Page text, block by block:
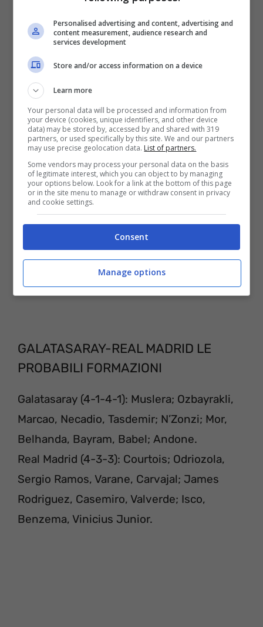
potrete così gustarvi il match di Champions
comodamente dal vostro smartphone o
eventualmente via tablet o personal
computer. Infine, l’ultimo metodo per
visionare la gara in questione, leggasi Now
Tv, televisione “satellite” di Sky, totalmente
via streaming, che necessità di un
abbonamento apposito.
GALATASARAY-REAL MADRID LE
PROBABILI FORMAZIONI
Galatasaray (4-1-4-1): Muslera; Ozbayrakli,
Marcao, Necadio, Tasdemir; N’Zonzi; Mor,
Belhanda, Bayram, Babel; Andone.
Real Madrid (4-3-3): Courtois; Odriozola,
Sergio Ramos, Varane, Carvajal; James
Rodriguez, Casemiro, Valverde; Isco,
Benzema, Vinicius Junior.
Personalised advertising and content, advertising and
content measurement, audience research and
services development
Store and/or access information on a device
Learn more
Your personal data will be processed and information from
your device (cookies, unique identifiers, and other device
data) may be stored by, accessed by and shared with 319
partners, or used specifically by this site. We and our partners
may use precise geolocation data. List of partners.
Some vendors may process your personal data on the basis
of legitimate interest, which you can object to by managing
your options below. Look for a link at the bottom of this page
or in the site menu to manage or withdraw consent in privacy
and cookie settings.
Consent
Manage options